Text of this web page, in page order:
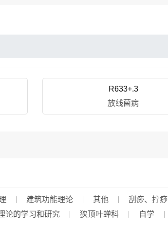
R633+.3
放线菌病
建筑功能理论 其他
刮痧、拧痧
论的学习和研究 狭顶叶蝉科
自学